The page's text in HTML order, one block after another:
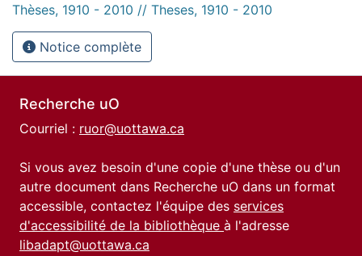
Thèses, 1910 - 2010 // Theses, 1910 - 2010
Notice complète
Recherche uO
Courriel : ruor@uottawa.ca
Si vous avez besoin d'une copie d'une thèse ou d'un
autre document dans Recherche uO dans un format
accessible, contactez l'équipe des services
d'accessibilité de la bibliothèque à l'adresse
libadapt@uottawa.ca